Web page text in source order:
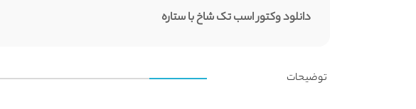
دانلود وکتور اسب تک شاخ با ستاره
توضیحات